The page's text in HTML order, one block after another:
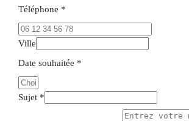
Téléphone *
Ville
Date souhaitée *
Sujet *